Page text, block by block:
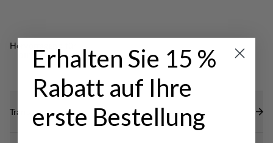
Hervorragend für
OUTDOOR LIFE
Transparenz
Erhalten Sie 15 %
Rabatt auf Ihre
erste Bestellung